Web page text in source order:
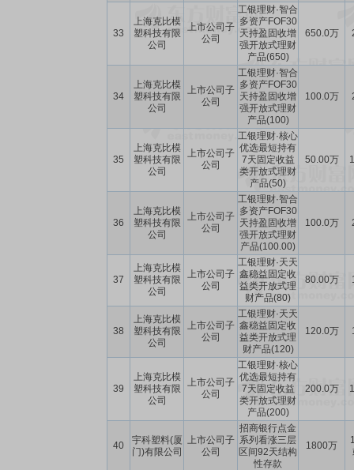
33
上海克比模
塑科技有限
公司
上市公司子
公司
工银理财·智合
多资产FOF30
天持盈固收增
强开放式理财
产品(650)
650.0万
34
上海克比模
塑科技有限
公司
上市公司子
公司
工银理财·智合
多资产FOF30
天持盈固收增
强开放式理财
产品(100)
100.0万
35
上海克比模
塑科技有限
公司
上市公司子
公司
工银理财·核心
优选最短持有
7天固定收益
类开放式理财
产品(50)
50.00万
36
上海克比模
塑科技有限
公司
上市公司子
公司
工银理财·智合
多资产FOF30
天持盈固收增
强开放式理财
产品(100.00)
100.0万
37
上海克比模
塑科技有限
公司
上市公司子
公司
工银理财·天天
鑫稳益固定收
益类开放式理
财产品(80)
80.00万
38
上海克比模
塑科技有限
公司
上市公司子
公司
工银理财·天天
鑫稳益固定收
益类开放式理
财产品(120)
120.0万
39
上海克比模
塑科技有限
公司
上市公司子
公司
工银理财·核心
优选最短持有
7天固定收益
类开放式理财
产品(200)
200.0万
40
宇科塑料(厦
门)有限公司
上市公司子
公司
招商银行点金
系列看涨三层
区间92天结构
性存款
1800万